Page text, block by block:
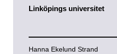
Linköpings universitet
Hanna Ekelund Strand